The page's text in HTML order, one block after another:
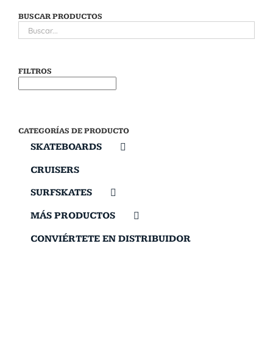
BUSCAR PRODUCTOS
FILTROS
CATEGORÍAS DE PRODUCTO
SKATEBOARDS
CRUISERS
SURFSKATES
MÁS PRODUCTOS
CONVIÉRTETE EN DISTRIBUIDOR